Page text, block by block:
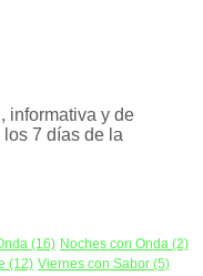
informativa y de
7 días de la
(16) Noches con Onda (2)
(12) Viernes con Sabor (5)